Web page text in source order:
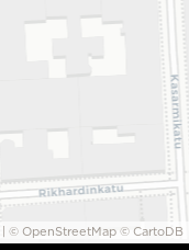
| © OpenStreetMap © CartoDB